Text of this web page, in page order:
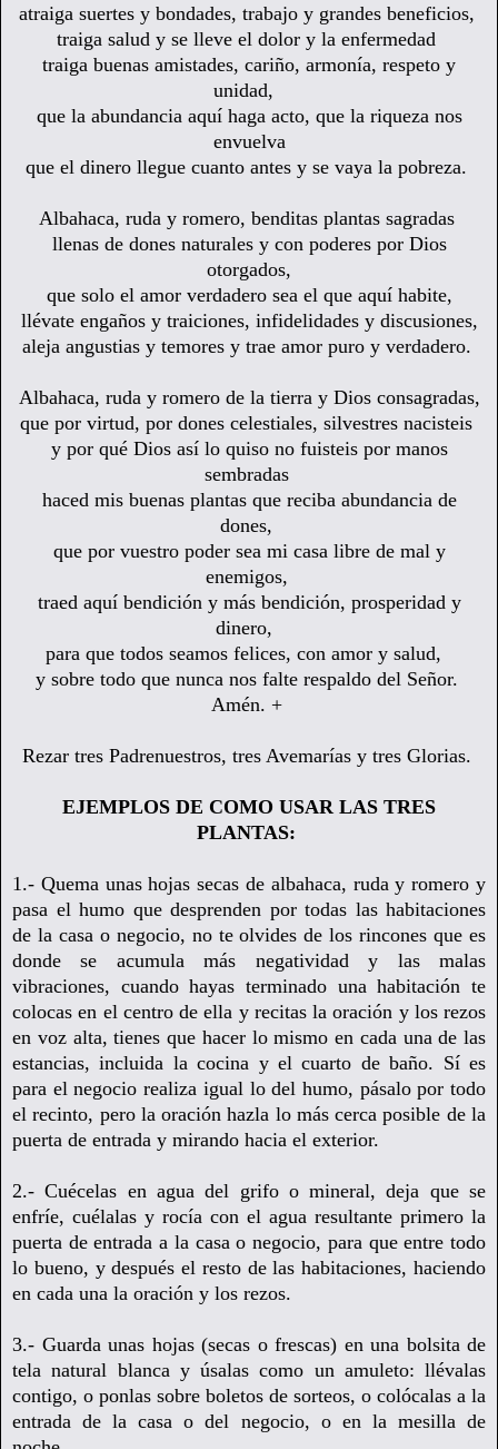
atraiga suertes y bondades, trabajo y grandes beneficios,
traiga salud y se lleve el dolor y la enfermedad
traiga buenas amistades, cariño, armonía, respeto y
unidad,
que la abundancia aquí haga acto, que la riqueza nos
envuelva
que el dinero llegue cuanto antes y se vaya la pobreza.
Albahaca, ruda y romero, benditas plantas sagradas
llenas de dones naturales y con poderes por Dios
otorgados,
que solo el amor verdadero sea el que aquí habite,
llévate engaños y traiciones, infidelidades y discusiones,
aleja angustias y temores y trae amor puro y verdadero.
Albahaca, ruda y romero de la tierra y Dios consagradas,
que por virtud, por dones celestiales, silvestres nacisteis
y por qué Dios así lo quiso no fuisteis por manos
sembradas
haced mis buenas plantas que reciba abundancia de
dones,
que por vuestro poder sea mi casa libre de mal y
enemigos,
traed aquí bendición y más bendición, prosperidad y
dinero,
para que todos seamos felices, con amor y salud,
y sobre todo que nunca nos falte respaldo del Señor.
Amén. +
Rezar tres Padrenuestros, tres Avemarías y tres Glorias.
EJEMPLOS DE COMO USAR LAS TRES
PLANTAS:
1.- Quema unas hojas secas de albahaca, ruda y romero y
pasa el humo que desprenden por todas las habitaciones
de la casa o negocio, no te olvides de los rincones que es
donde se acumula más negatividad y las malas
vibraciones, cuando hayas terminado una habitación te
colocas en el centro de ella y recitas la oración y los rezos
en voz alta, tienes que hacer lo mismo en cada una de las
estancias, incluida la cocina y el cuarto de baño. Sí es
para el negocio realiza igual lo del humo, pásalo por todo
el recinto, pero la oración hazla lo más cerca posible de la
puerta de entrada y mirando hacia el exterior.
2.- Cuécelas en agua del grifo o mineral, deja que se
enfríe, cuélalas y rocía con el agua resultante primero la
puerta de entrada a la casa o negocio, para que entre todo
lo bueno, y después el resto de las habitaciones, haciendo
en cada una la oración y los rezos.
3.- Guarda unas hojas (secas o frescas) en una bolsita de
tela natural blanca y úsalas como un amuleto: llévalas
contigo, o ponlas sobre boletos de sorteos, o colócalas a la
entrada de la casa o del negocio, o en la mesilla de